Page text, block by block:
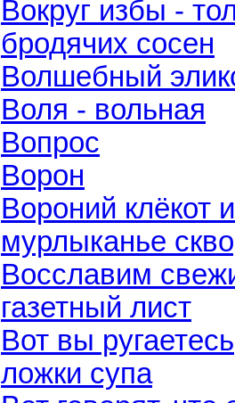
Вокруг избы -
бродячих сосен
Волшебный
Воля - вольная
Вопрос
Ворон
Вороний клёкот и
мурлыканье
Восславим
газетный лист
Вот вы
ложки супа